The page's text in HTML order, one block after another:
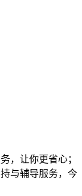
，让你更省心；
与辅导服务，今